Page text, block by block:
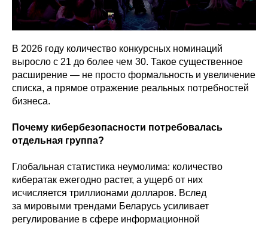
В 2026 году количество конкурсных номинаций
выросло с 21 до более чем 30. Такое существенное
расширение — не просто формальность и увеличение
списка, а прямое отражение реальных потребностей
бизнеса.
Почему кибербезопасности потребовалась
отдельная группа?
Глобальная статистика неумолима: количество
кибератак ежегодно растет, а ущерб от них
исчисляется триллионами долларов. Вслед
за мировыми трендами Беларусь усиливает
регулирование в сфере информационной